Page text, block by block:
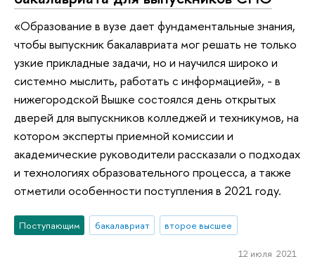
«Образование в вузе дает фундаментальные знания,
чтобы выпускник бакалавриата мог решать не только
узкие прикладные задачи, но и научился широко и
системно мыслить, работать с информацией», - в
нижегородской Вышке состоялся день открытых
дверей для выпускников колледжей и техникумов, на
котором эксперты приемной комиссии и
академические руководители рассказали о подходах
и технологиях образовательного процесса, а также
отметили особенности поступления в 2021 году.
Поступающим бакалавриат второе высшее
12 июля 2021